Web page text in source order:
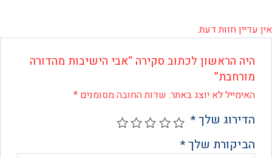
חוות דעת.
הראשון לכתוב סקירה “אבי הישיבות מהדורה
לא יוצג באתר.שדות החובה מסומנים*
שלך*
שלך*